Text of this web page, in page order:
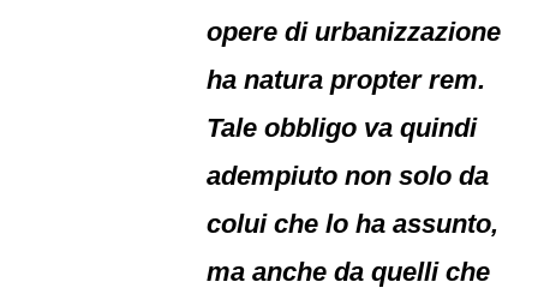
opere di urbanizzazione
ha natura propter rem.
Tale obbligo va quindi
adempiuto non solo da
colui che lo ha assunto,
ma anche da quelli che